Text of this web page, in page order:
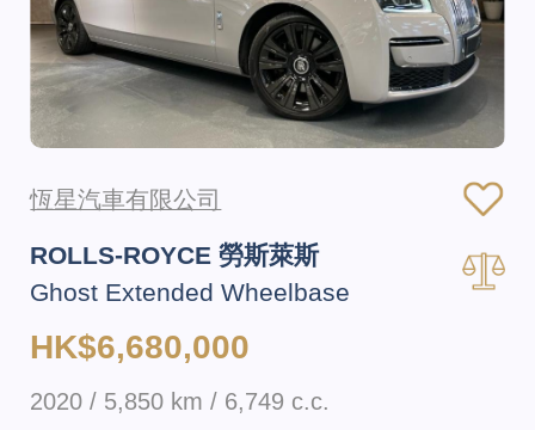
恆星汽車有限公司
ROLLS-ROYCE 勞斯萊斯
Ghost Extended Wheelbase
HK$6,680,000
2020 / 5,850 km / 6,749 c.c.